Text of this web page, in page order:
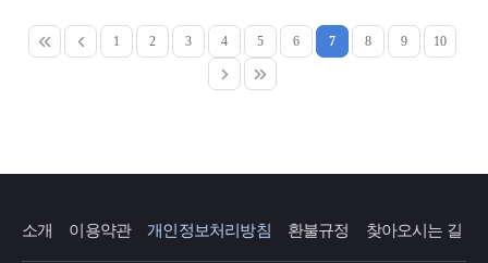
1 2 3 4 5 6 7 8 9 10
소개 이용약관 개인정보처리방침 환불규정 찾아오시는 길